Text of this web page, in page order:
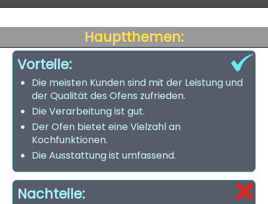
Hauptthemen:
Vorteile:
Die meisten Kunden sind mit der Leistung und
der Qualität des Ofens zufrieden.
Die Verarbeitung ist gut.
Der Ofen bietet eine Vielzahl an
Kochfunktionen.
Die Ausstattung ist umfassend.
Nachteile: